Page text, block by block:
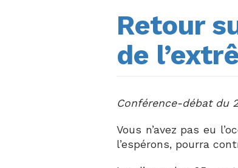
Retour
de
Conférence-débat du
Vous n’avez pas eu
l’espérons, pourra